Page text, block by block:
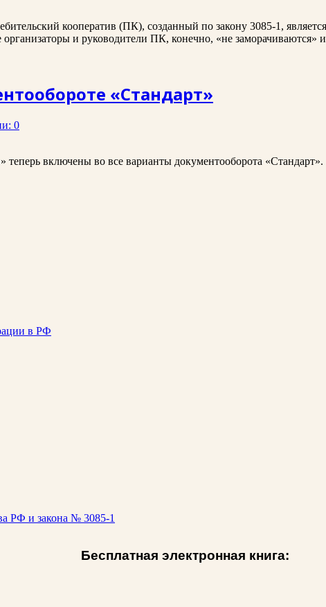
кооператив (ПК), созданный по закону 3085-1,
и руководители ПК, конечно, «не заморачиваются»
«Стандарт»
0
включены во все варианты документооборота «Стандарт».
в РФ
РФ и закона № 3085-1
Бесплатная электронная книга: